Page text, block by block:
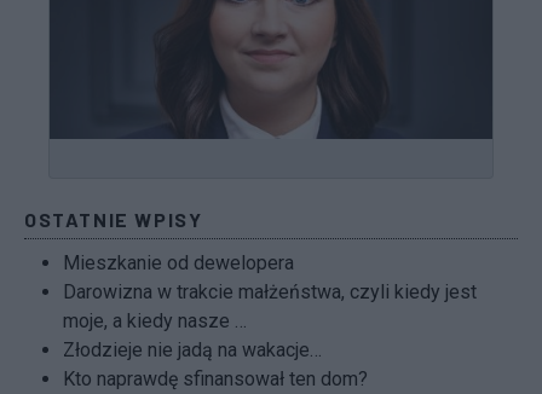
OSTATNIE WPISY
Mieszkanie od dewelopera
Darowizna w trakcie małżeństwa, czyli kiedy jest
moje, a kiedy nasze …
Złodzieje nie jadą na wakacje…
Kto naprawdę sfinansował ten dom?